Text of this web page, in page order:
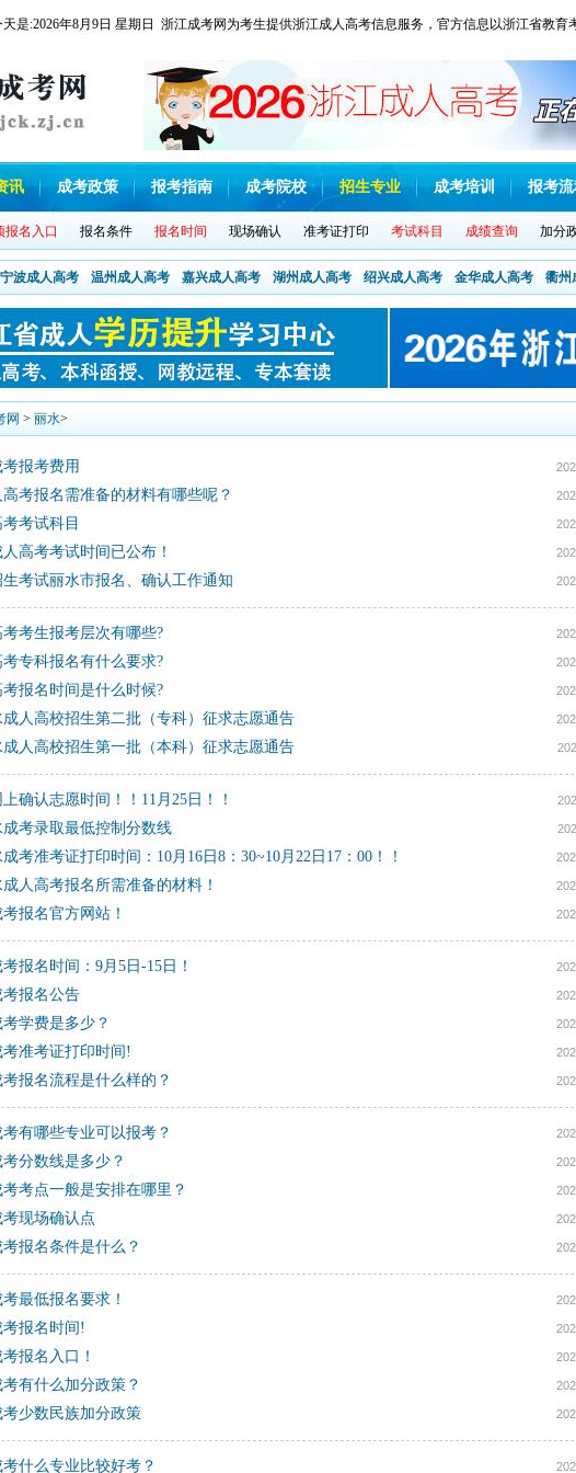
是:2026年8月9日 星期日 浙江成考网为考生提供浙江成人高考信息服务，官方信息以浙江省教育
讯 成考政策 报考指南 成考院校 招生专业 成考培训 报考
报名入口 报名条件 报名时间 现场确认 准考证打印 考试科目 成绩查询 加分
宁波成人高考 温州成人高考 嘉兴成人高考 湖州成人高考 绍兴成人高考 金华成人高考 衢州
网 > 丽水>
报考费用
考报名需准备的材料有哪些呢？
考试科目
高考考试时间已公布！
考试丽水市报名、确认工作通知
考生报考层次有哪些?
专科报名有什么要求?
报名时间是什么时候?
成人高校招生第二批（专科）征求志愿通告
成人高校招生第一批（本科）征求志愿通告
确认志愿时间！！11月25日！！
考录取最低控制分数线
考准考证打印时间：10月16日8：30~10月22日17：00！！
人高考报名所需准备的材料！
报名官方网站！
报名时间：9月5日-15日！
考报名公告
学费是多少？
准考证打印时间!
报名流程是什么样的？
有哪些专业可以报考？
分数线是多少？
考点一般是安排在哪里？
现场确认点
报名条件是什么？
最低报名要求！
报名时间!
报名入口！
有什么加分政策？
少数民族加分政策
什么专业比较好考？